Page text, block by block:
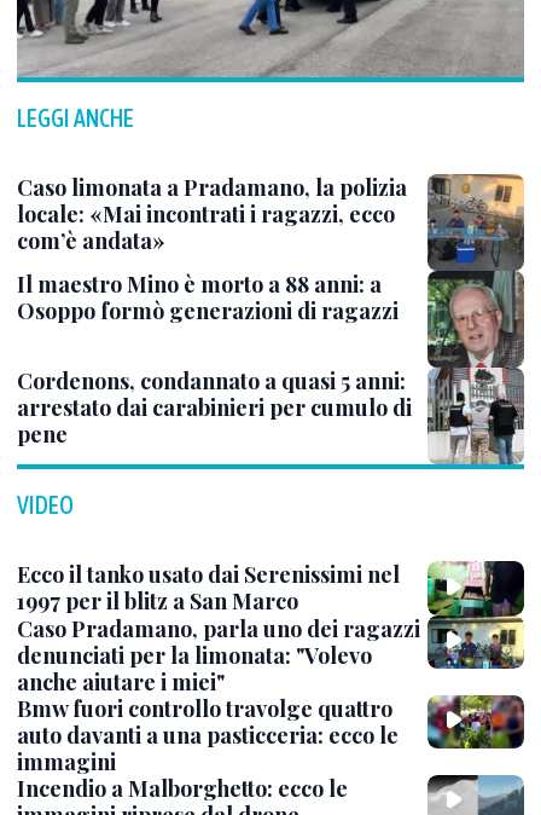
LEGGI ANCHE
Caso limonata a Pradamano, la polizia
locale: «Mai incontrati i ragazzi, ecco
com’è andata»
Il maestro Mino è morto a 88 anni: a
Osoppo formò generazioni di ragazzi
Cordenons, condannato a quasi 5 anni:
arrestato dai carabinieri per cumulo di
pene
VIDEO
Ecco il tanko usato dai Serenissimi nel
1997 per il blitz a San Marco
Caso Pradamano, parla uno dei ragazzi
denunciati per la limonata: "Volevo
anche aiutare i miei"
Bmw fuori controllo travolge quattro
auto davanti a una pasticceria: ecco le
immagini
Incendio a Malborghetto: ecco le